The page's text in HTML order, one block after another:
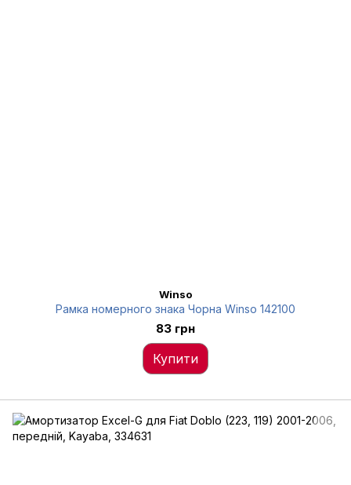
Winso
Рамка номерного знака Чорна Winso 142100
83 грн
Купити